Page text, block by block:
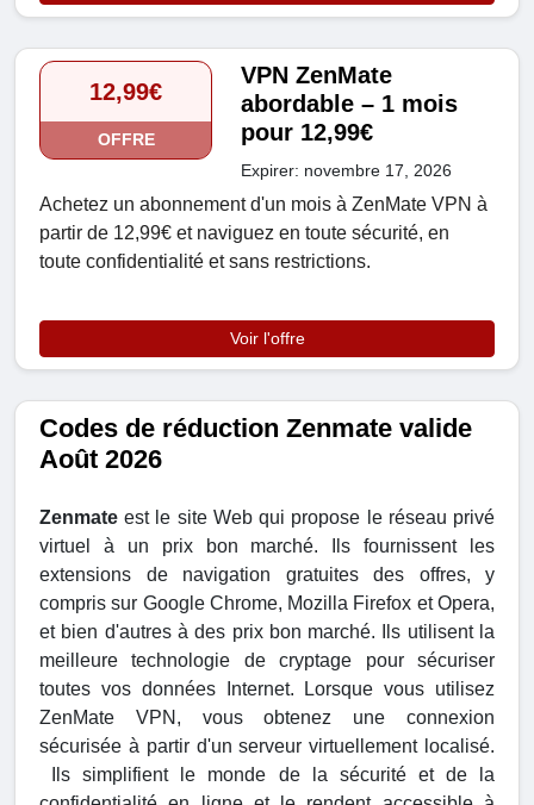
12,99€
OFFRE
VPN ZenMate
abordable – 1 mois
pour 12,99€
Expirer: novembre 17, 2026
Achetez un abonnement d'un mois à ZenMate VPN à
partir de 12,99€ et naviguez en toute sécurité, en
toute confidentialité et sans restrictions.
Voir l'offre
Codes de réduction Zenmate valide
Août 2026
Zenmateest le site Web qui propose le réseau privé
virtuel à un prix bon marché. Ils fournissent les
extensions de navigation gratuites des offres, y
compris sur Google Chrome, Mozilla Firefox et Opera,
et bien d'autres à des prix bon marché. Ils utilisent la
meilleure technologie de cryptage pour sécuriser
toutes vos données Internet. Lorsque vous utilisez
ZenMate VPN, vous obtenez une connexion
sécurisée à partir d'un serveur virtuellement localisé.
Ils simplifient le monde de la sécurité et de la